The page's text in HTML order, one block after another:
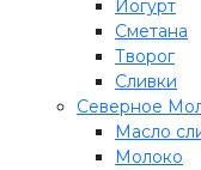
Йогурт
Сметана
Творог
Сливки
Северное
Масло
Молоко